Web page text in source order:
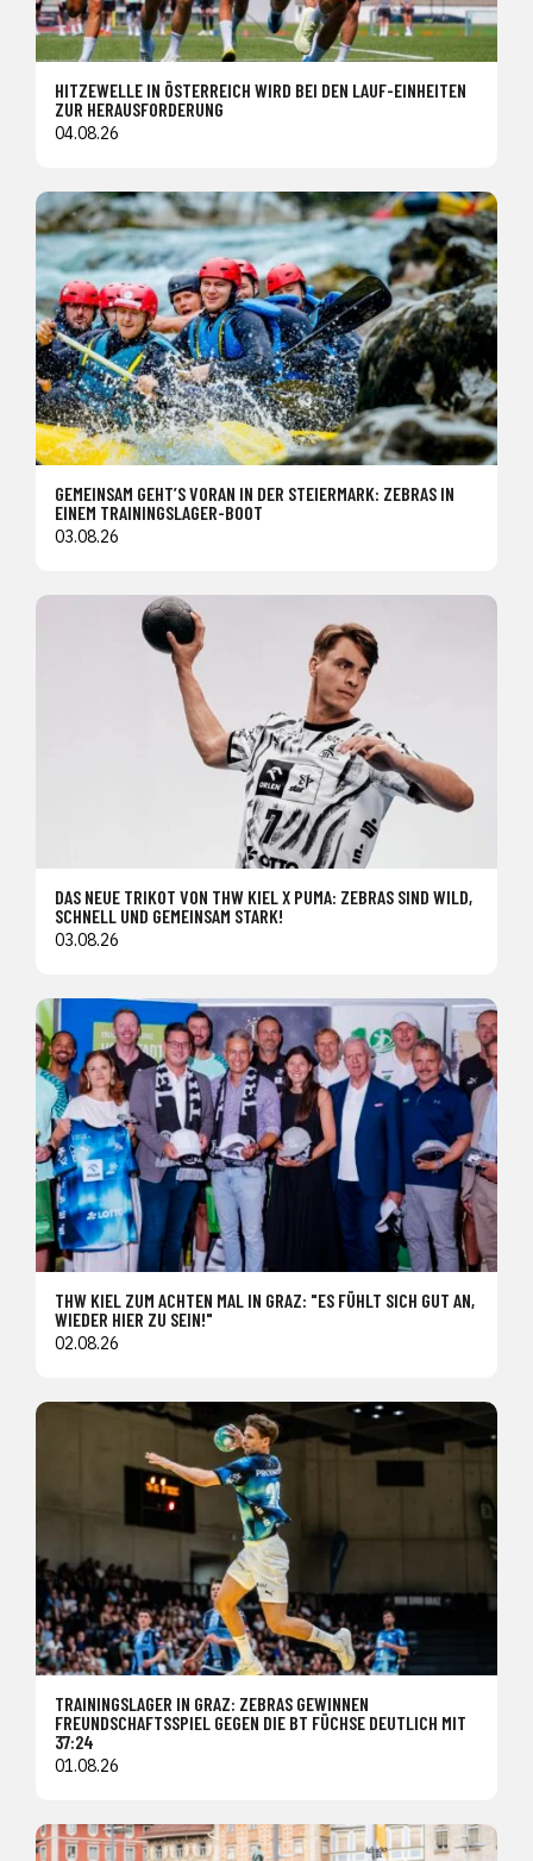
HITZEWELLE IN ÖSTERREICH WIRD BEI DEN LAUF-EINHEITEN
ZUR HERAUSFORDERUNG
04.08.26
GEMEINSAM GEHT’S VORAN IN DER STEIERMARK: ZEBRAS IN
EINEM TRAININGSLAGER-BOOT
03.08.26
DAS NEUE TRIKOT VON THW KIEL X PUMA: ZEBRAS SIND WILD,
SCHNELL UND GEMEINSAM STARK!
03.08.26
THW KIEL ZUM ACHTEN MAL IN GRAZ: "ES FÜHLT SICH GUT AN,
WIEDER HIER ZU SEIN!"
02.08.26
TRAININGSLAGER IN GRAZ: ZEBRAS GEWINNEN
FREUNDSCHAFTSSPIEL GEGEN DIE BT FÜCHSE DEUTLICH MIT
37:24
01.08.26